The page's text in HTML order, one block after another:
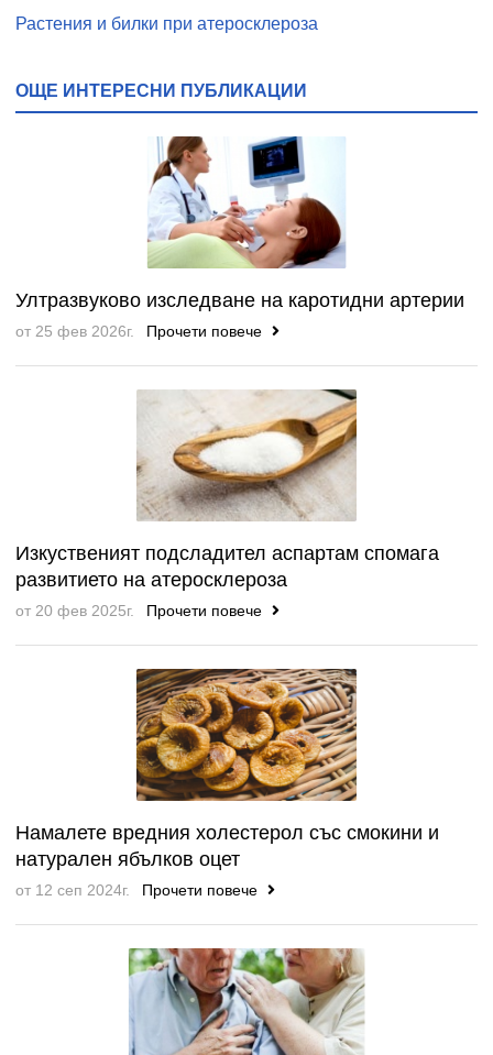
Растения и билки при атеросклероза
ОЩЕ ИНТЕРЕСНИ ПУБЛИКАЦИИ
Ултразвуково изследване на каротидни артерии
от 25 фев 2026г. Прочети повече
Изкуственият подсладител аспартам спомага
развитието на атеросклероза
от 20 фев 2025г. Прочети повече
Намалете вредния холестерол със смокини и
натурален ябълков оцет
от 12 сеп 2024г. Прочети повече